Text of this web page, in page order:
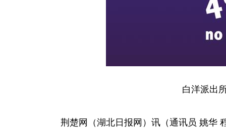
白洋派出
荆楚网（湖北日报网）讯（通讯员 姚华